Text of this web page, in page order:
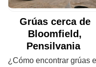
Grúas cerca de
Bloomfield,
Pensilvania
¿Cómo encontrar grúas